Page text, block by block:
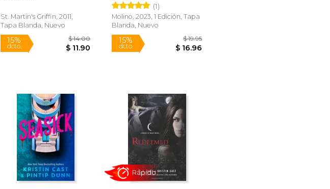
St. Martin's Griffin, 2011,
Tapa Blanda, Nuevo
Rápido
(1)
Molino, 2023, 1 Edición, Tapa
Blanda, Nuevo